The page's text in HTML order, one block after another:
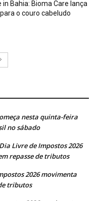
in Bahia: Bioma Care lança
o couro cabeludo
nesta quinta-feira
no sábado
Livre de Impostos 2026
repasse de tributos
2026 movimenta
tributos